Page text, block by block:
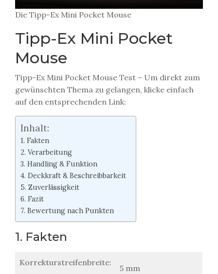
Die Tipp-Ex Mini Pocket Mouse
Tipp-Ex Mini Pocket
Mouse
Tipp-Ex Mini Pocket Mouse Test – Um direkt zum
gewünschten Thema zu gelangen, klicke einfach
auf den entsprechenden Link:
Inhalt:
1. Fakten
2. Verarbeitung
3. Handling & Funktion
4. Deckkraft & Beschreibbarkeit
5. Zuverlässigkeit
6. Fazit
7. Bewertung nach Punkten
1. Fakten
Korrekturstreifenbreite:
5 mm